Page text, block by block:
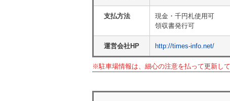
支払方法
現金・千円札使用可
領収書発行可
運営会社HP http://times-info.net/
※駐車場情報は、細心の注意を払って更新し